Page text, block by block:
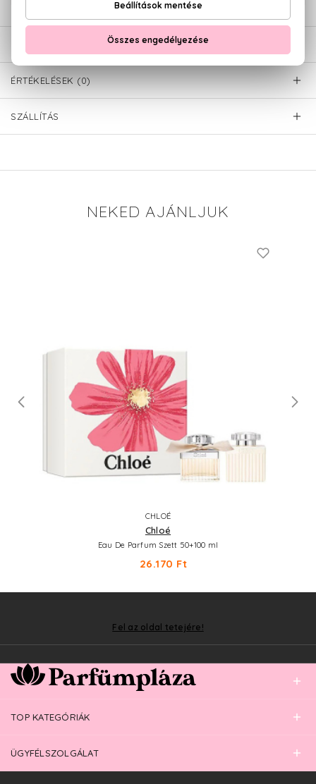
LEÍRÁS
ÉRTÉKELÉSEK (0)
SZÁLLÍTÁS
NEKED AJÁNLJUK
CHLOÉ
Chloé
Eau De Parfum Szett 50+100 ml
26.170 Ft
Fel az oldal tetejére!
TOP KATEGÓRIÁK
ÜGYFÉLSZOLGÁLAT